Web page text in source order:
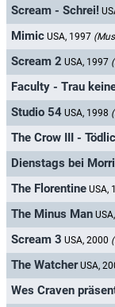
Scream - Schrei!
Mimic USA, 1997
Scream 2 USA, 1997
Faculty - Trau
Studio 54 USA, 1998
The Crow III -
Dienstags bei
The Florentine USA,
The Minus Man
Scream 3 USA, 2000
The Watcher USA,
Wes Craven